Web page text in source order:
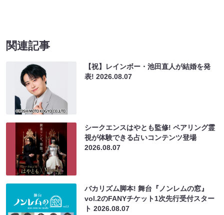
関連記事
【祝】レインボー・池田直人が結婚を発
表!2026.08.07
シークエンスはやとも監修! ペアリング霊
視が体験できる占いコンテンツ登場
2026.08.07
バカリズム脚本! 舞台『ノンレムの窓』
vol.2のFANYチケット1次先行受付スター
ト2026.08.07